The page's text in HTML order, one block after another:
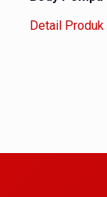
Detail Produk